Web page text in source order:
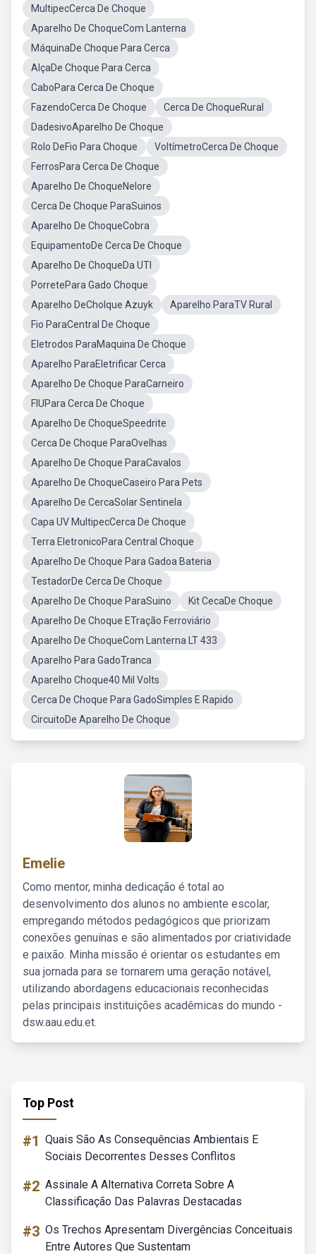
MultipecCerca De Choque
Aparelho De ChoqueCom Lanterna
MáquinaDe Choque Para Cerca
AlçaDe Choque Para Cerca
CaboPara Cerca De Choque
FazendoCerca De Choque
Cerca De ChoqueRural
DadesivoAparelho De Choque
Rolo DeFio Para Choque
VoltímetroCerca De Choque
FerrosPara Cerca De Choque
Aparelho De ChoqueNelore
Cerca De Choque ParaSuinos
Aparelho De ChoqueCobra
EquipamentoDe Cerca De Choque
Aparelho De ChoqueDa UTI
PorretePara Gado Choque
Aparelho DeCholque Azuyk
Aparelho ParaTV Rural
Fio ParaCentral De Choque
Eletrodos ParaMaquina De Choque
Aparelho ParaEletrificar Cerca
Aparelho De Choque ParaCarneiro
FIUPara Cerca De Choque
Aparelho De ChoqueSpeedrite
Cerca De Choque ParaOvelhas
Aparelho De Choque ParaCavalos
Aparelho De ChoqueCaseiro Para Pets
Aparelho De CercaSolar Sentinela
Capa UV MultipecCerca De Choque
Terra EletronicoPara Central Choque
Aparelho De Choque Para Gadoa Bateria
TestadorDe Cerca De Choque
Aparelho De Choque ParaSuino
Kit CecaDe Choque
Aparelho De Choque ETração Ferroviário
Aparelho De ChoqueCom Lanterna LT 433
Aparelho Para GadoTranca
Aparelho Choque40 Mil Volts
Cerca De Choque Para GadoSimples E Rapido
CircuitoDe Aparelho De Choque
Emelie
Como mentor, minha dedicação é total ao
desenvolvimento dos alunos no ambiente escolar,
empregando métodos pedagógicos que priorizam
conexões genuínas e são alimentados por criatividade
e paixão. Minha missão é orientar os estudantes em
sua jornada para se tornarem uma geração notável,
utilizando abordagens educacionais reconhecidas
pelas principais instituições acadêmicas do mundo -
dsw.aau.edu.et.
Top Post
#1 Quais São As Consequências Ambientais E
Sociais Decorrentes Desses Conflitos
#2 Assinale A Alternativa Correta Sobre A
Classificação Das Palavras Destacadas
#3 Os Trechos Apresentam Divergências Conceituais
Entre Autores Que Sustentam